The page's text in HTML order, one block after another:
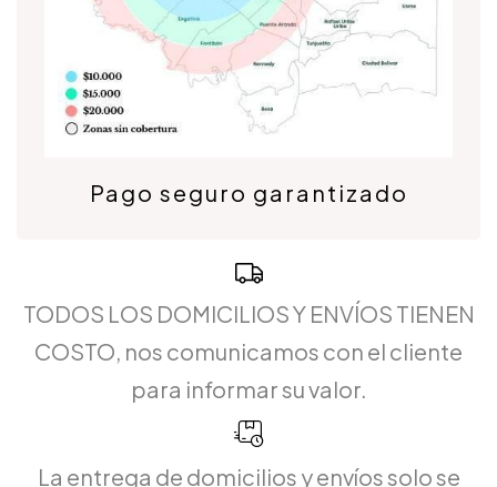
Pago seguro garantizado
TODOS LOS DOMICILIOS Y ENVÍOS TIENEN
COSTO, nos comunicamos con el cliente
para informar su valor.
La entrega de domicilios y envíos solo se